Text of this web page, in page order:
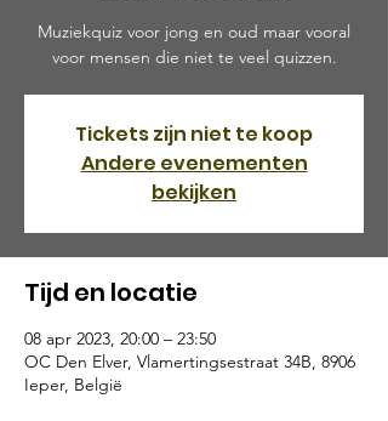
Muziekquiz voor jong en oud maar vooral
voor mensen die niet te veel quizzen.
Tickets zijn niet te koop
Andere evenementen
bekijken
Tijd en locatie
08 apr 2023, 20:00 – 23:50
OC Den Elver, Vlamertingsestraat 34B, 8906
Ieper, België